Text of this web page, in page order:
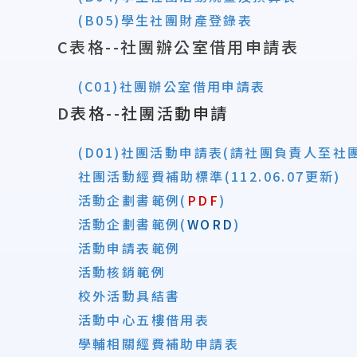
(B05)學生社團財產登錄表
C表格--社團辦公室借用申請表
(C01)社團辦公室借用申請表
D表格--社團活動申請
( D01)社團活動申請表(請社團負責人至社
社團活動經費補助標準(112.06.07更新)
活動企劃書範例( PDF)
活動企劃書範例(WORD)
活動申請表範例
活動核銷範例
校外活動具結書
活動中心五樓借用表
學輔相關經費補助申請表